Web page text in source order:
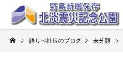
語りべ社長のブログ 未分類